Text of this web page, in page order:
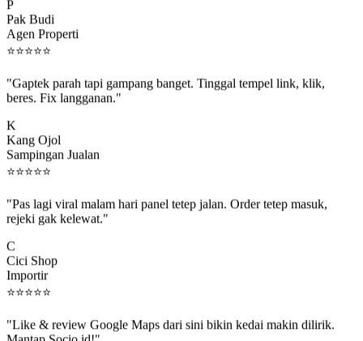
Pak Budi
Agen Properti
⭐⭐⭐⭐⭐
beres. Fix langganan."
Kang Ojol
Sampingan Jualan
⭐⭐⭐⭐⭐
rejeki gak kelewat."
Cici Shop
Importir
⭐⭐⭐⭐⭐
Mantap Socio.id!"